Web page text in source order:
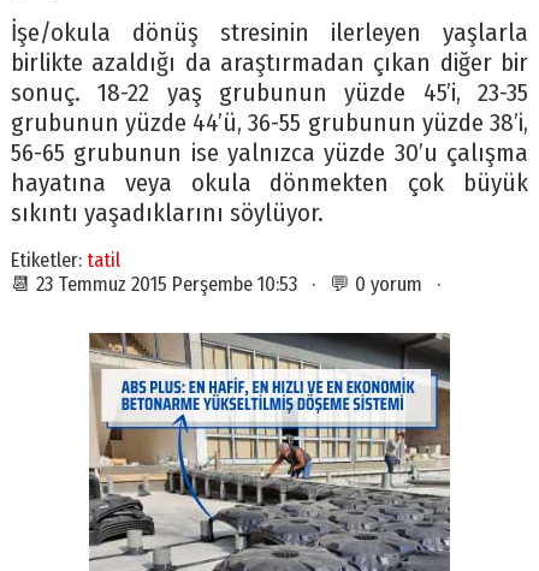
İşe/okula dönüş stresinin ilerleyen yaşlarla
birlikte azaldığı da araştırmadan çıkan diğer bir
sonuç. 18-22 yaş grubunun yüzde 45’i, 23-35
grubunun yüzde 44’ü, 36-55 grubunun yüzde 38’i,
56-65 grubunun ise yalnızca yüzde 30’u çalışma
hayatına veya okula dönmekten çok büyük
sıkıntı yaşadıklarını söylüyor.
Etiketler: tatil
📆 23 Temmuz 2015 Perşembe 10:53 · 💬 0 yorum ·